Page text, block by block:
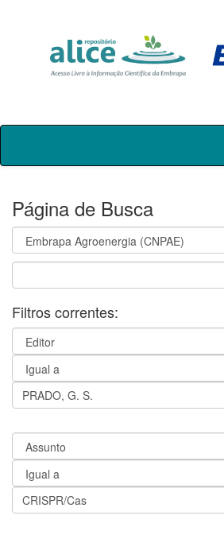
Skip
Página de Busca
Filtros correntes: